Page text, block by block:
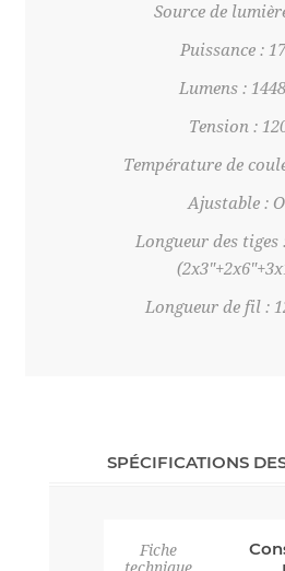
Source de
Puissance :
Lumens :
Tension :
Température de
Ajustable :
Longueur des tiges
Longueur de fil :
SPÉCIFICATIONS
Fiche
technique